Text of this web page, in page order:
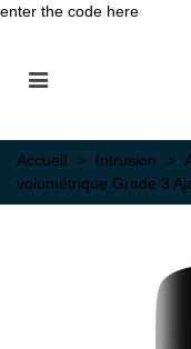
enter the code here
Accueil > Intrusion >
volumétrique Grade 3